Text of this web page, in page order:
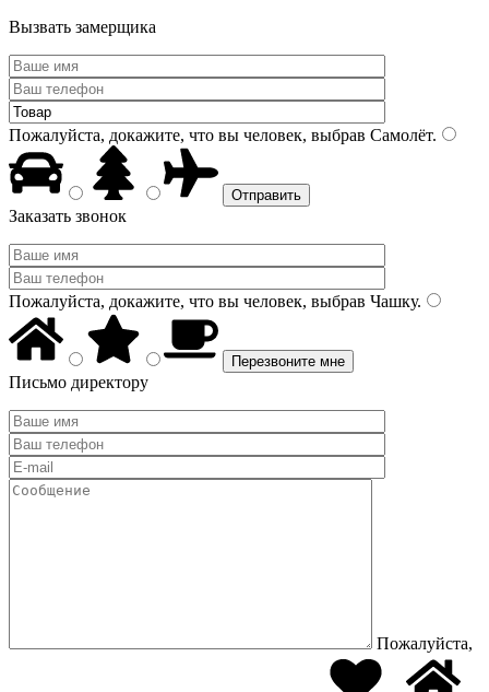
Вызвать замерщика
Пожалуйста, докажите, что вы человек, выбрав Самолёт.
Заказать звонок
Пожалуйста, докажите, что вы человек, выбрав Чашку.
Письмо директору
Пожалуйста,